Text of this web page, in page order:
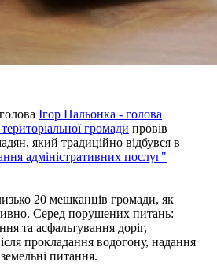
Ігор Пальонка - голова
громади провів
який традиційно відбувся в
адміністративних послуг"
20 мешканців громади, як
Серед порушених питань:
та асфальтування доріг,
прокладання водогону, надання
питання.